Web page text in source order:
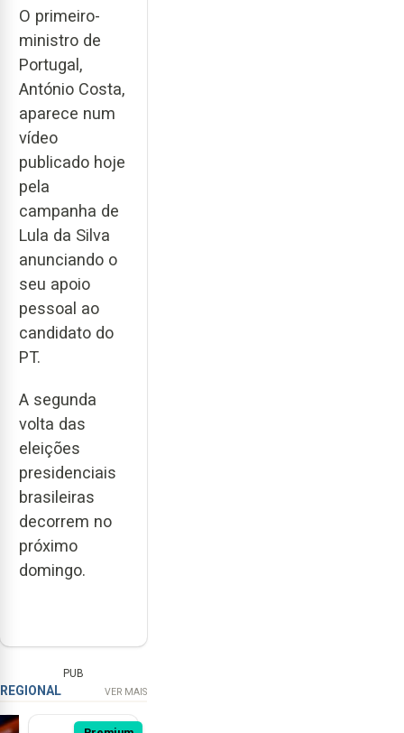
O primeiro-
ministro de
Portugal,
António Costa,
aparece num
vídeo
publicado hoje
pela
campanha de
Lula da Silva
anunciando o
seu apoio
pessoal ao
candidato do
PT.
A segunda
volta das
eleições
presidenciais
brasileiras
decorrem no
próximo
domingo.
PUB
REGIONAL VER MAIS